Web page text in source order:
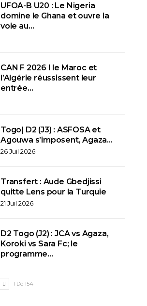
UFOA-B U20 : Le Nigeria
domine le Ghana et ouvre la
voie au…
CAN F 2026 I le Maroc et
l’Algérie réussissent leur
entrée…
Togo| D2 (J3) : ASFOSA et
Agouwa s’imposent, Agaza…
26 Juil 2026
Transfert : Aude Gbedjissi
quitte Lens pour la Turquie
21 Juil 2026
D2 Togo (J2) : JCA vs Agaza,
Koroki vs Sara Fc; le
programme…
1 De 154